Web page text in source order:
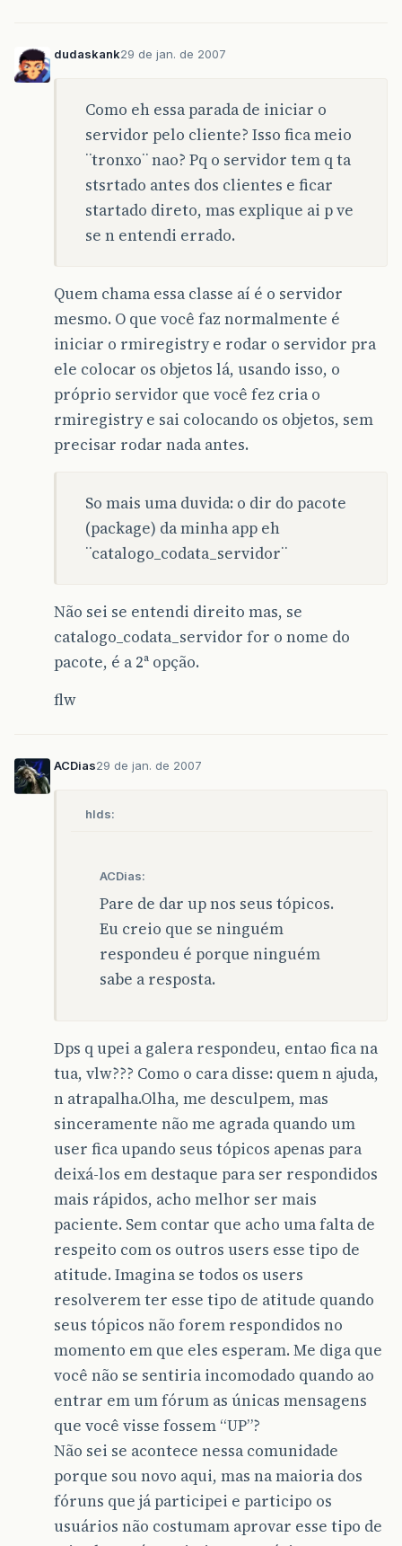
dudaskank29 de jan. de 2007
Como eh essa parada de iniciar o
servidor pelo cliente? Isso fica meio
¨tronxo¨ nao? Pq o servidor tem q ta
stsrtado antes dos clientes e ficar
startado direto, mas explique ai p ve
se n entendi errado.
Quem chama essa classe aí é o servidor
mesmo. O que você faz normalmente é
iniciar o rmiregistry e rodar o servidor pra
ele colocar os objetos lá, usando isso, o
próprio servidor que você fez cria o
rmiregistry e sai colocando os objetos, sem
precisar rodar nada antes.
So mais uma duvida: o dir do pacote
(package) da minha app eh
¨catalogo_codata_servidor¨
Não sei se entendi direito mas, se
catalogo_codata_servidor for o nome do
pacote, é a 2ª opção.
flw
ACDias29 de jan. de 2007
hlds:
ACDias:
Pare de dar up nos seus tópicos.
Eu creio que se ninguém
respondeu é porque ninguém
sabe a resposta.
Dps q upei a galera respondeu, entao fica na
tua, vlw??? Como o cara disse: quem n ajuda,
n atrapalha.Olha, me desculpem, mas
sinceramente não me agrada quando um
user fica upando seus tópicos apenas para
deixá-los em destaque para ser respondidos
mais rápidos, acho melhor ser mais
paciente. Sem contar que acho uma falta de
respeito com os outros users esse tipo de
atitude. Imagina se todos os users
resolverem ter esse tipo de atitude quando
seus tópicos não forem respondidos no
momento em que eles esperam. Me diga que
você não se sentiria incomodado quando ao
entrar em um fórum as únicas mensagens
que você visse fossem “UP”?
Não sei se acontece nessa comunidade
porque sou novo aqui, mas na maioria dos
fóruns que já participei e participo os
usuários não costumam aprovar esse tipo de